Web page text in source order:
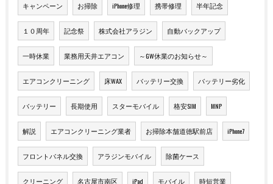
キャンペーン お掃除 iPhone修理 携帯修理 半年記念
１０周年 記念祭 株式会社アラジン 自動バックアップ
一時休業 業務用天井エアコン ～GW休業のお知らせ～
エアコンクリーニング 床WAX バッテリー交換 バッテリー劣化
バッテリー 長期使用 スターモバイル 格安SIM MNP
解説 エアコンクリーニング業者 お掃除本舗道徳駅前店 iPhone7
フロントパネル交換 アラジンモバイル 除菌ケース
クリーニング 名古屋市南区 iPad モバイル 時短営業